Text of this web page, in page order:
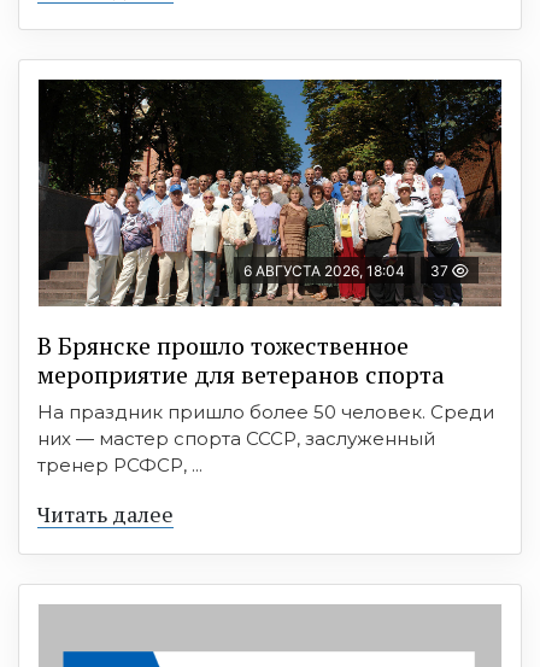
6 АВГУСТА 2026, 18:04 37
В Брянске прошло тожественное
мероприятие для ветеранов спорта
На праздник пришло более 50 человек. Среди
них — мастер спорта СССР, заслуженный
тренер РСФСР, ...
Читать далее